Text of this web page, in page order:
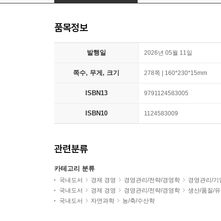
품목정보
발행일 2026년 05월 11일
쪽수, 무게, 크기 278쪽 | 160*230*15mm
ISBN13 9791124583005
ISBN10 1124583009
관련분류
카테고리 분류
국내도서 경제 경영 경영관리/전략/경영학
경영관리/기
국내도서
경제 경영 경영관리/전략/경영학
생산/품질/유
국내도서
자연과학 농/축/수산학